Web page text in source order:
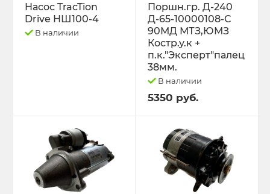
Насос TracTion
Drive НШ100-4
В наличии
Поршн.гр. Д-240
Д-65-10000108-С
90МД МТЗ,ЮМЗ
Костр.у.к +
п.к."Эксперт"палец
38мм.
В наличии
5350 руб.
ТОПЛИВОПРОВОДЫ.
Трактор ДТ-175 (ВОЛГАРЬ). ВТ-100
Трактор ДТ-75,Т-4,ТДТ-55 дв.А-41/01,
Трактор К-701 К-744 К-702
Трактор МТЗ-1221 1522 1523 1025 2022.3
Д-260